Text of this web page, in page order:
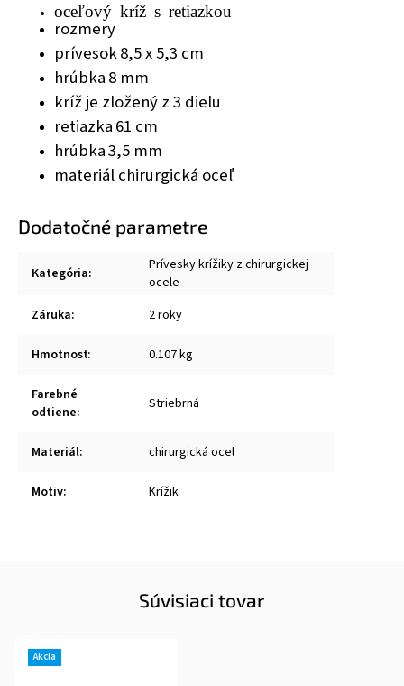
oceľový kríž s retiazkou
rozmery
prívesok8,5 x 5,3 cm
hrúbka8 mm
kríž je zložený z 3 dielu
retiazka61 cm
hrúbka3,5 mm
materiál chirurgická oceľ
Dodatočné parametre
Kategória:
Prívesky krížiky z chirurgickej
ocele
Záruka: 2 roky
Hmotnosť: 0.107 kg
Farebné
odtiene: Striebrná
Materiál: chirurgická ocel
Motiv: Krížik
Súvisiaci tovar
Akcia